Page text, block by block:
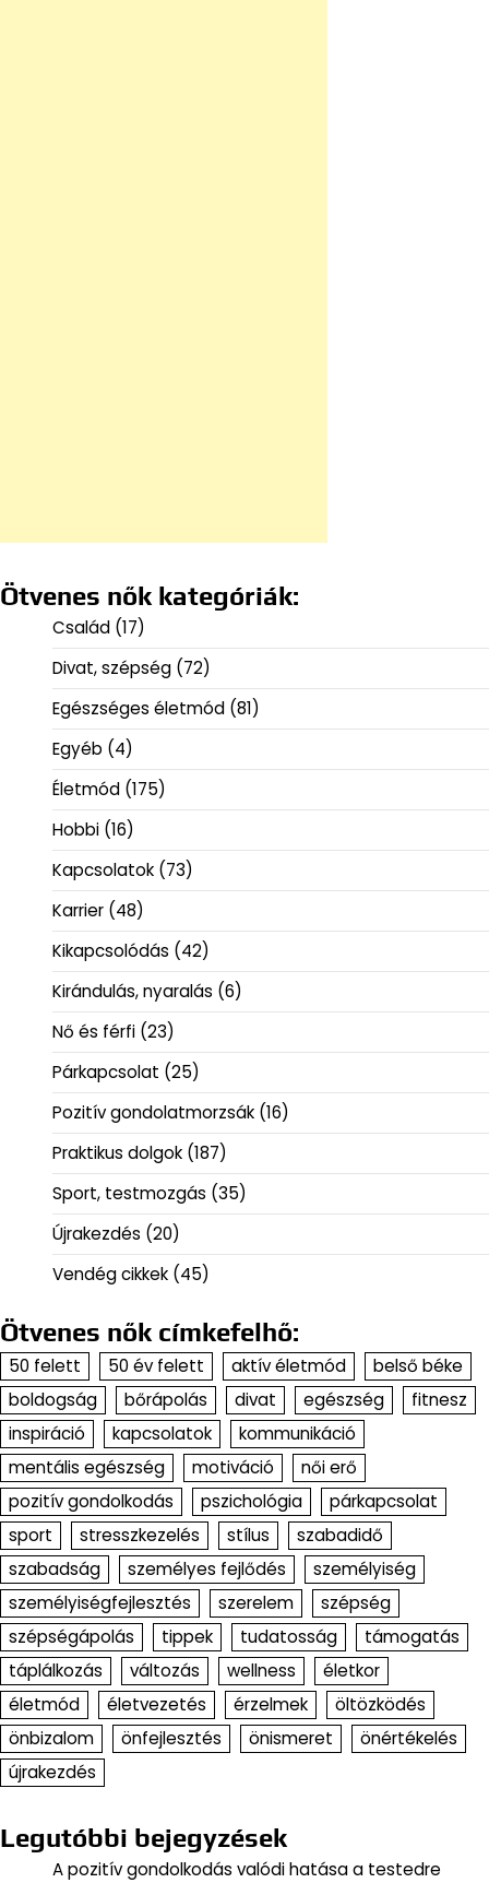
Ötvenes nők kategóriák:
Család (17)
Divat, szépség (72)
Egészséges életmód (81)
Egyéb (4)
Életmód (175)
Hobbi (16)
Kapcsolatok (73)
Karrier (48)
Kikapcsolódás (42)
Kirándulás, nyaralás (6)
Nő és férfi (23)
Párkapcsolat (25)
Pozitív gondolatmorzsák (16)
Praktikus dolgok (187)
Sport, testmozgás (35)
Újrakezdés (20)
Vendég cikkek (45)
Ötvenes nők címkefelhő:
50 felett 50 év felett aktív életmód
belső béke
boldogság
bőrápolás divat egészség
fitnesz
inspiráció
kapcsolatok
kommunikáció
mentális egészség
motiváció
női erő
pozitív gondolkodás
pszichológia
párkapcsolat
sport
stresszkezelés stílus
szabadidő
szabadság
személyes fejlődés
személyiség
személyiségfejlesztés
szerelem
szépség
szépségápolás
tippek tudatosság
támogatás
táplálkozás
változás wellness
életkor
életmód
életvezetés érzelmek
öltözködés
önbizalom
önfejlesztés önismeret
önértékelés
újrakezdés
Legutóbbi bejegyzések
A pozitív gondolkodás valódi hatása a testedre